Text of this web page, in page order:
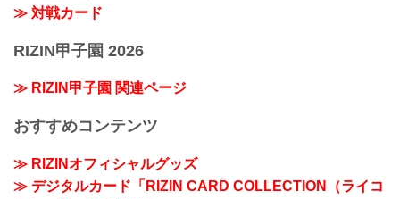
≫ 対戦カード
RIZIN甲子園 2026
≫ RIZIN甲子園 関連ページ
おすすめコンテンツ
≫ RIZINオフィシャルグッズ
≫ デジタルカード「RIZIN CARD COLLECTION（ライコ